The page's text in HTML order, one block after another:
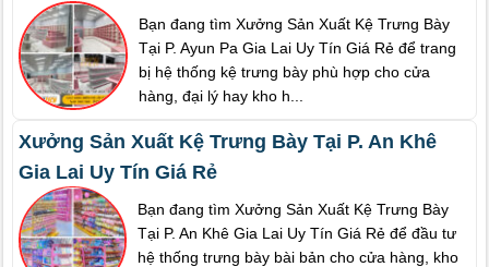
Bạn đang tìm Xưởng Sản Xuất Kệ Trưng Bày
Tại P. Ayun Pa Gia Lai Uy Tín Giá Rẻ để trang
bị hệ thống kệ trưng bày phù hợp cho cửa
hàng, đại lý hay kho h...
Xưởng Sản Xuất Kệ Trưng Bày Tại P. An Khê
Gia Lai Uy Tín Giá Rẻ
Bạn đang tìm Xưởng Sản Xuất Kệ Trưng Bày
Tại P. An Khê Gia Lai Uy Tín Giá Rẻ để đầu tư
hệ thống trưng bày bài bản cho cửa hàng, kho